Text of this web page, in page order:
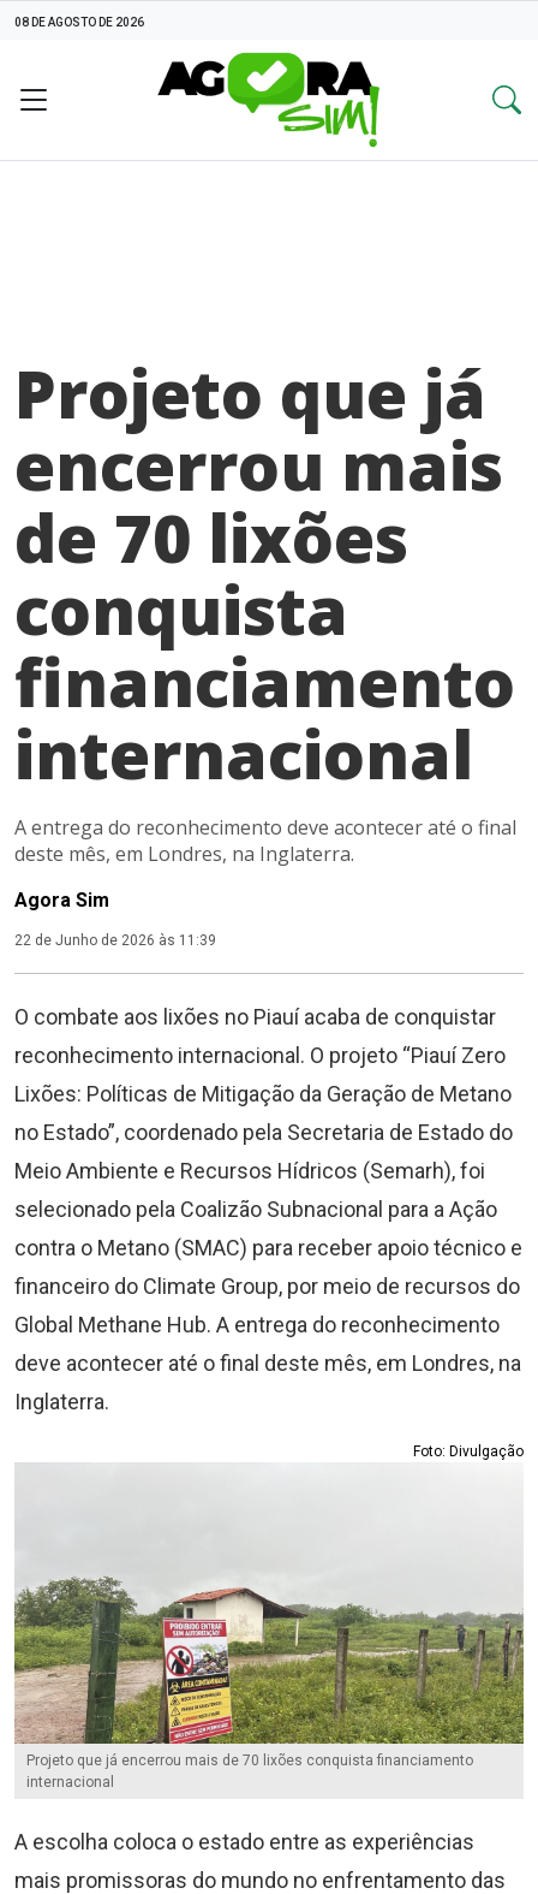
08 DE AGOSTO DE 2026
Projeto que já
encerrou mais
de 70 lixões
conquista
financiamento
internacional
A entrega do reconhecimento deve acontecer até o final
deste mês, em Londres, na Inglaterra.
Agora Sim
22 de Junho de 2026 às 11:39
O combate aos lixões no Piauí acaba de conquistar
reconhecimento internacional. O projeto “Piauí Zero
Lixões: Políticas de Mitigação da Geração de Metano
no Estado”, coordenado pela Secretaria de Estado do
Meio Ambiente e Recursos Hídricos (Semarh), foi
selecionado pela Coalizão Subnacional para a Ação
contra o Metano (SMAC) para receber apoio técnico e
financeiro do Climate Group, por meio de recursos do
Global Methane Hub. A entrega do reconhecimento
deve acontecer até o final deste mês, em Londres, na
Inglaterra.
Foto: Divulgação
Projeto que já encerrou mais de 70 lixões conquista financiamento
internacional
A escolha coloca o estado entre as experiências
mais promissoras do mundo no enfrentamento das